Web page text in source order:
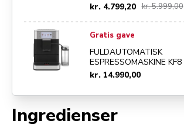
Ingredienser
kr. 4.799,20 kr. 5.999,00
Go toFuldautomatisk espressomaskine KF8
Gratis gave
FULDAUTOMATISK
ESPRESSOMASKINE KF8
kr. 14.990,00